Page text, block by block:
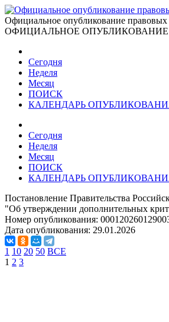
Официальное опубликование правовых
ОФИЦИАЛЬНОЕ ОПУБЛИКОВАНИЕ
Сегодня
Неделя
Месяц
ПОИСК
КАЛЕНДАРЬ
Сегодня
Неделя
Месяц
ПОИСК
КАЛЕНДАРЬ
Постановление Правительства
"Об утверждении дополнительных
Номер опубликования:
Дата опубликования: 29.01.2026
1 10 20 50 ВСЕ
1 2 3